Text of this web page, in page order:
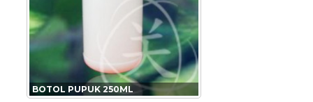
BOTOL PUPUK 250ML